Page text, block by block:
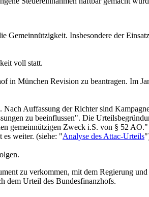
Insbesondere der
voll statt.
in München Revision zu beantragen. Im
Auffassung der Richter sind
zu beeinflussen". Die
gemeinnützigen Zweck i.S. von § 52
es weiter. (siehe: "Analyse des Attac-Urteils
zu verkommen, mit dem Regierung
dem Urteil des Bundesfinanzhofs.